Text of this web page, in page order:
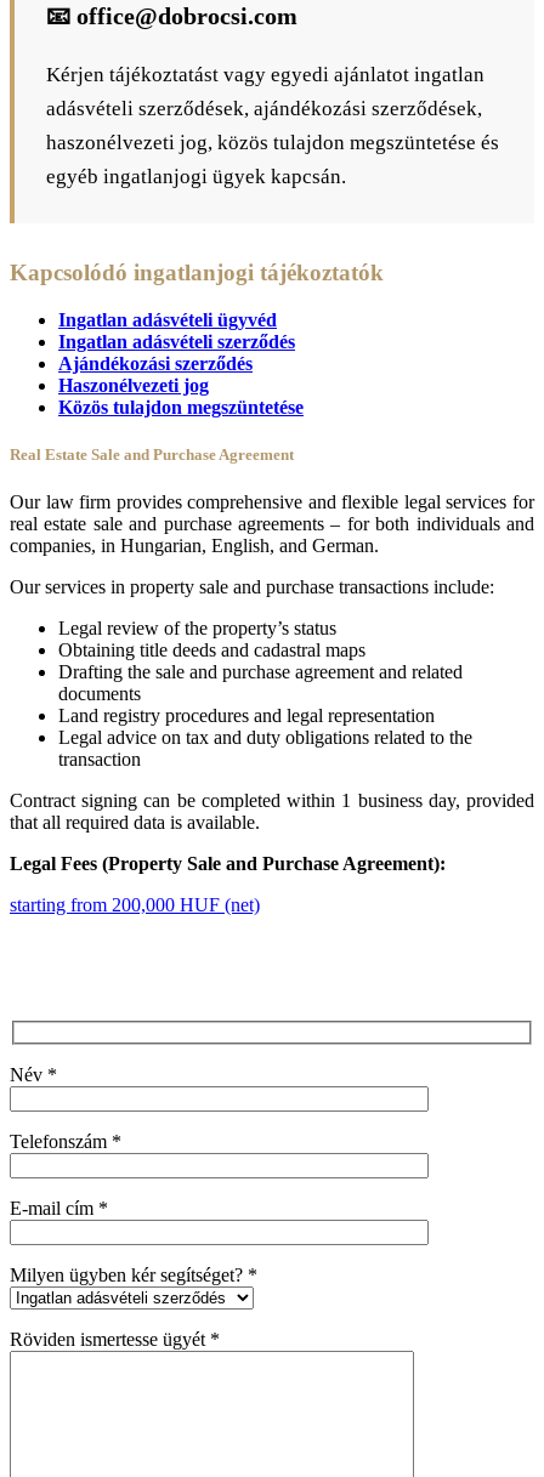
📧 office@dobrocsi.com
Kérjen tájékoztatást vagy egyedi ajánlatot ingatlan
adásvételi szerződések, ajándékozási szerződések,
haszonélvezeti jog, közös tulajdon megszüntetése és
egyéb ingatlanjogi ügyek kapcsán.
Kapcsolódó ingatlanjogi tájékoztatók
Ingatlan adásvételi ügyvéd
Ingatlan adásvételi szerződés
Ajándékozási szerződés
Haszonélvezeti jog
Közös tulajdon megszüntetése
Real Estate Sale and Purchase Agreement
Our law firm provides comprehensive and flexible legal services for
real estate sale and purchase agreements – for both individuals and
companies, in Hungarian, English, and German.
Our services in property sale and purchase transactions include:
Legal review of the property’s status
Obtaining title deeds and cadastral maps
Drafting the sale and purchase agreement and related
documents
Land registry procedures and legal representation
Legal advice on tax and duty obligations related to the
transaction
Contract signing can be completed within 1 business day, provided
that all required data is available.
Legal Fees (Property Sale and Purchase Agreement):
starting from 200,000 HUF (net)
Név *
Telefonszám *
E-mail cím *
Milyen ügyben kér segítséget? *
Röviden ismertesse ügyét *